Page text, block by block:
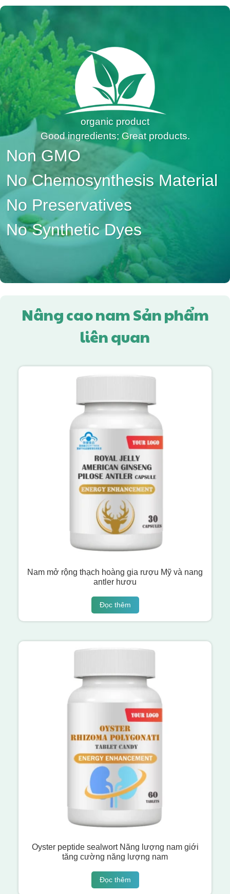
organic product
Good ingredients; Great products.
Non GMO
No Chemosynthesis Material
No Preservatives
No Synthetic Dyes
Nâng cao nam Sản phẩm
liên quan
Nam mở rộng thạch hoàng gia rượu Mỹ và nang
antler hươu
Đọc thêm
Oyster peptide sealwort Năng lượng nam giới
tăng cường năng lượng nam
Đọc thêm